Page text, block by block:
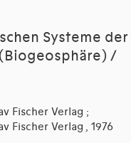
Systeme der
/
Fischer Verlag ;
Fischer Verlag , 1976